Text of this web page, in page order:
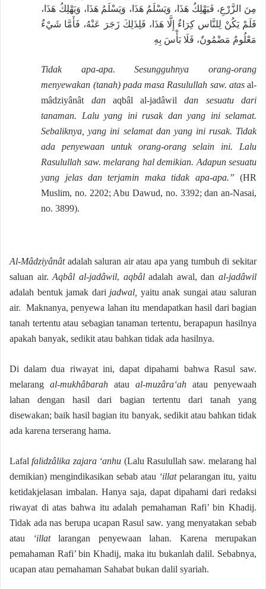
مِنَ الزَّرْعِ، فَيَهْلِكُ هَذَا، وَيَسْلَمُ هَذَا، وَيَسْلَمُ هَذَا، وَيَهْلِكُ هَذَا،
فَلَمْ يَكُنْ لِلنَّاس كِرَاءٌ إِلَّا هَذَا، فَلِذَلِكَ زَجَرَ عَنْهُ، فَأَمَّا شَيْءٌ
مَعْلُومٌ مَضْمُونٌ، فَلَا بَأْسَ بِهِ
Tidak apa-apa. Sesungguhnya orang-orang
menyewakan (tanah) pada masa Rasulullah saw. atas al-
mâdziyânât dan aqbâl al-jadâwil dan sesuatu dari
tanaman. Lalu yang ini rusak dan yang ini selamat.
Sebaliknya, yang ini selamat dan yang ini rusak. Tidak
ada penyewaan untuk orang-orang selain ini. Lalu
Rasulullah saw. melarang hal demikian. Adapun sesuatu
yang jelas dan terjamin maka tidak apa-apa.” (HR
Muslim, no. 2202; Abu Dawud, no. 3392; dan an-Nasai,
no. 3899).
Al-Mâdziyânâtadalah saluran air atau apa yang tumbuh di sekitar
saluan air.Aqbâl al-jadâwil, aqbâladalah awal, dan al-jadâwil
adalah bentuk jamak dari jadwal, yaitu anak sungai atau saluran
air. Maknanya, penyewa lahan itu mendapatkan hasil dari bagian
tanah tertentu atau sebagian tanaman tertentu, berapapun hasilnya
apakah banyak, sedikit atau bahkan tidak ada hasilnya.
Di dalam dua riwayat ini, dapat dipahami bahwa Rasul saw.
melarang al-mukhâbarah atau al-muzâra‘ah atau penyewaah
lahan dengan hasil dari bagian tertentu dari tanah yang
disewakan; baik hasil bagian itu banyak, sedikit atau bahkan tidak
ada karena terserang hama.
Lafalfalidzâlika zajara ‘anhu (Lalu Rasulullah saw. melarang hal
demikian) mengindikasikan sebab atau ‘illatpelarangan itu, yaitu
ketidakjelasan imbalan. Hanya saja, dapat dipahami dari redaksi
riwayat di atas bahwa itu adalah pemahaman Rafi’ bin Khadij.
Tidak ada nas berupa ucapan Rasul saw. yang menyatakan sebab
atau
‘illatlarangan penyewaan lahan. Karena merupakan
pemahaman Rafi’ bin Khadij, maka itu bukanlah dalil. Sebabnya,
ucapan atau pemahaman Sahabat bukan dalil syariah.